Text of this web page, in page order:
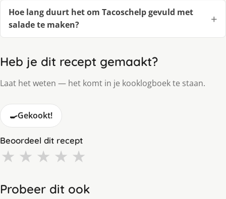
Hoe lang duurt het om Tacoschelp gevuld met
salade te maken?
Heb je dit recept gemaakt?
Laat het weten — het komt in je kooklogboek te staan.
🍳Gekookt!
Beoordeel dit recept
★ ★ ★ ★ ★
Probeer dit ook